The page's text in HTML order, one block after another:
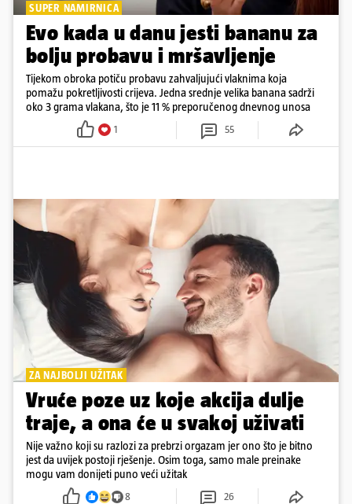
SUPER NAMIRNICA
Evo kada u danu jesti bananu za
bolju probavu i mršavljenje
Tijekom obroka potiču probavu zahvaljujući vlaknima koja
pomažu pokretljivosti crijeva. Jedna srednje velika banana sadrži
oko 3 grama vlakana, što je 11 % preporučenog dnevnog unosa
1 55
ZA NAJBOLJI UŽITAK
Vruće poze uz koje akcija dulje
traje, a ona će u svakoj uživati
Nije važno koji su razlozi za prebrzi orgazam jer ono što je bitno
jest da uvijek postoji rješenje. Osim toga, samo male preinake
mogu vam donijeti puno veći užitak
8 26